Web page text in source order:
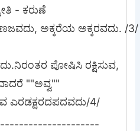
- ಕರುಣೆ
ಅಕ್ಕರೆಯ ಅಕ್ಕರವದು. /3/
ಪೋಷಿಸಿ ರಕ್ಷಿಸುವ,
""ಅವ್ವ""
ಎರಡಕ್ಷರದಪದವದು/4/